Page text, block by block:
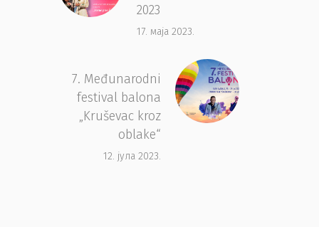
2023
17. маја 2023.
7. Međunarodni
festival balona
„Kruševac kroz
oblake“
12. јула 2023.